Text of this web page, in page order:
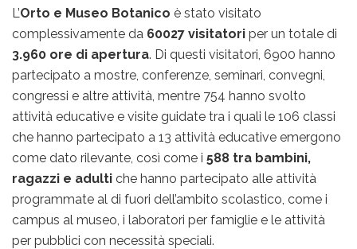
L’Orto e Museo Botanico è stato visitato
complessivamente da 60027 visitatori per un totale di
3.960 ore di apertura. Di questi visitatori, 6900 hanno
partecipato a mostre, conferenze, seminari, convegni,
congressi e altre attività, mentre 754 hanno svolto
attività educative e visite guidate tra i quali le 106 classi
che hanno partecipato a 13 attività educative emergono
come dato rilevante, così come i 588 tra bambini,
ragazzi e adulti che hanno partecipato alle attività
programmate al di fuori dell’ambito scolastico, come i
campus al museo, i laboratori per famiglie e le attività
per pubblici con necessità speciali.